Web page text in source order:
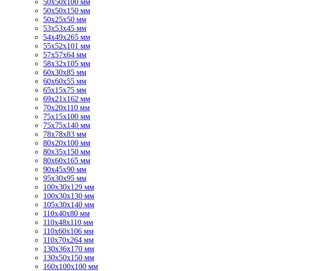
50х50х150 мм
50х25х50 мм
53х53х45 мм
54х49х265 мм
55х52х101 мм
57х57х64 мм
58х32х105 мм
60х30х85 мм
60х60х55 мм
65х15х75 мм
69х21х162 мм
70х20х110 мм
75х15х100 мм
75х75х140 мм
78х78х83 мм
80х20х100 мм
80х35х150 мм
80х60х165 мм
90х45х90 мм
95х30х95 мм
100х30х129 мм
100х30х130 мм
105х30х140 мм
110х40х80 мм
110х48х110 мм
110х60х106 мм
110х70х264 мм
130х36х170 мм
130х50х150 мм
160х100х100 мм